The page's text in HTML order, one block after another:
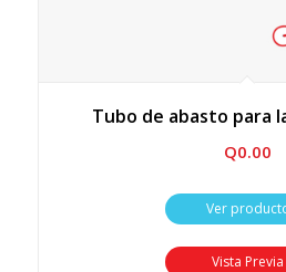
Tubo de abasto para
Q0.00
Ver
Vista Previa